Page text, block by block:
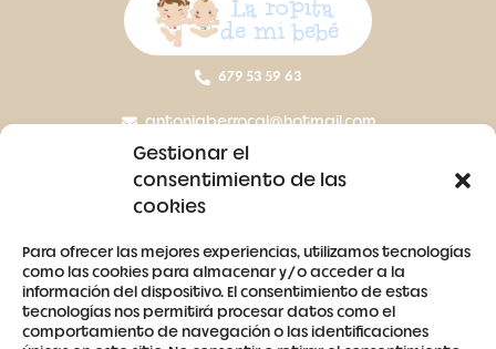
Gestionar el
consentimiento de las
cookies
Para ofrecer las mejores experiencias, utilizamos tecnologías
como las cookies para almacenar y/o acceder a la
información del dispositivo. El consentimiento de estas
tecnologías nos permitirá procesar datos como el
comportamiento de navegación o las identificaciones
679 53 59 63
antoniaberrocal@hotmail.com